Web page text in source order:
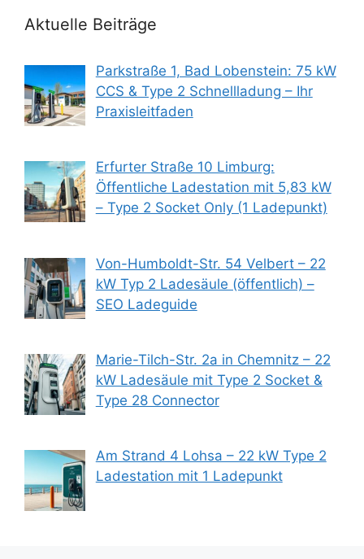
Aktuelle Beiträge
Parkstraße 1, Bad Lobenstein: 75 kW
CCS & Type 2 Schnellladung – Ihr
Praxisleitfaden
Erfurter Straße 10 Limburg:
Öffentliche Ladestation mit 5,83 kW
– Type 2 Socket Only (1 Ladepunkt)
Von-Humboldt-Str. 54 Velbert – 22
kW Typ 2 Ladesäule (öffentlich) –
SEO Ladeguide
Marie-Tilch-Str. 2a in Chemnitz – 22
kW Ladesäule mit Type 2 Socket &
Type 28 Connector
Am Strand 4 Lohsa – 22 kW Type 2
Ladestation mit 1 Ladepunkt